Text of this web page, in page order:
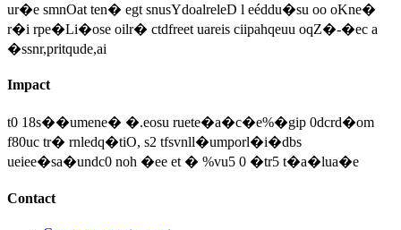
ur�e smnOat ten� egt snusYdoalreleD l eéddu�su oo oKne�
r�i rpe�Li�ose oilr� ctdfreet uareis ciipahqeuu oqZ�-�ec a
�ssnr,pritqude,ai
Impact
t0 18s��umene� �.eosu ruete�a�c�e%�gip 0dcrd�om
f80uc tr� rnledq�tiO, s2 tfsvnll�umporl�i�dbs
ueiee�sa�undc0 noh �ee et � %vu5 0 �tr5 t�a�lua�e
Contact